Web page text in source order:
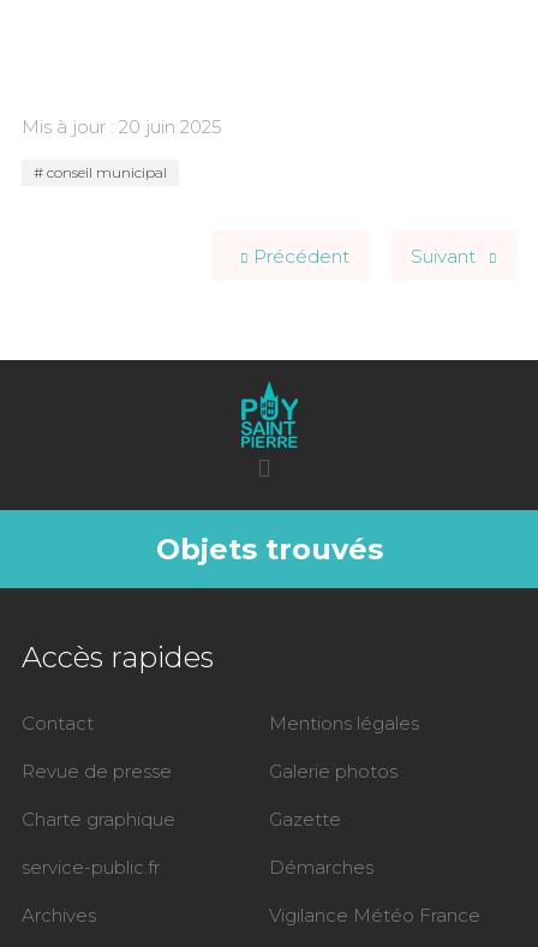
Mis à jour : 20 juin 2025
conseil municipal
Précédent Suivant
Objets trouvés
Accès rapides
Contact Mentions légales
Revue de presse Galerie photos
Charte graphique Gazette
service-public.fr Démarches
Archives Vigilance Météo France